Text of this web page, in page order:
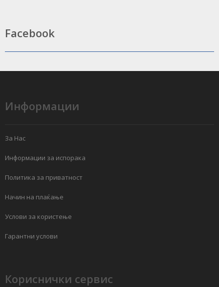
Facebook
Информации
За Нас
Информации за испорака
Политика за приватност
Начин на плаќање
Услови за користење
Гарантни услови
Кориснички сервис